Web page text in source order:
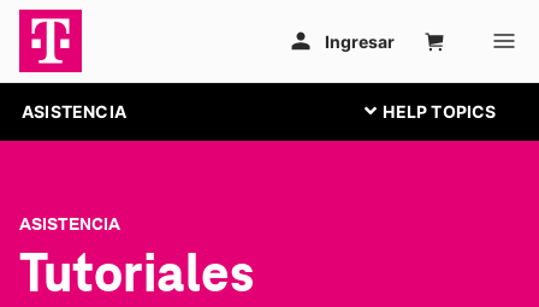
ASISTENCIA
ASISTENCIA
Tutoriales